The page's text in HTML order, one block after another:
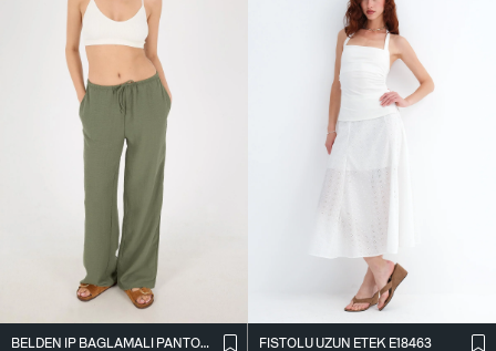
BELDEN İ̇P BAĞLAMALI PANTOLON PN16372-İ6
FISTOLU UZUN ETEK E18463